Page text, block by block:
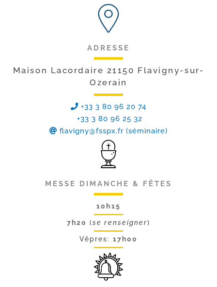
ADRESSE
Maison Lacordaire 21150 Flavigny-sur-
Ozerain
+33 3 80 96 20 74
+33 3 80 96 25 32
flavigny@fsspx.fr (séminaire)
MESSE DIMANCHE & FÊTES
10h15
7h20 (se renseigner)
Vêpres:17h00